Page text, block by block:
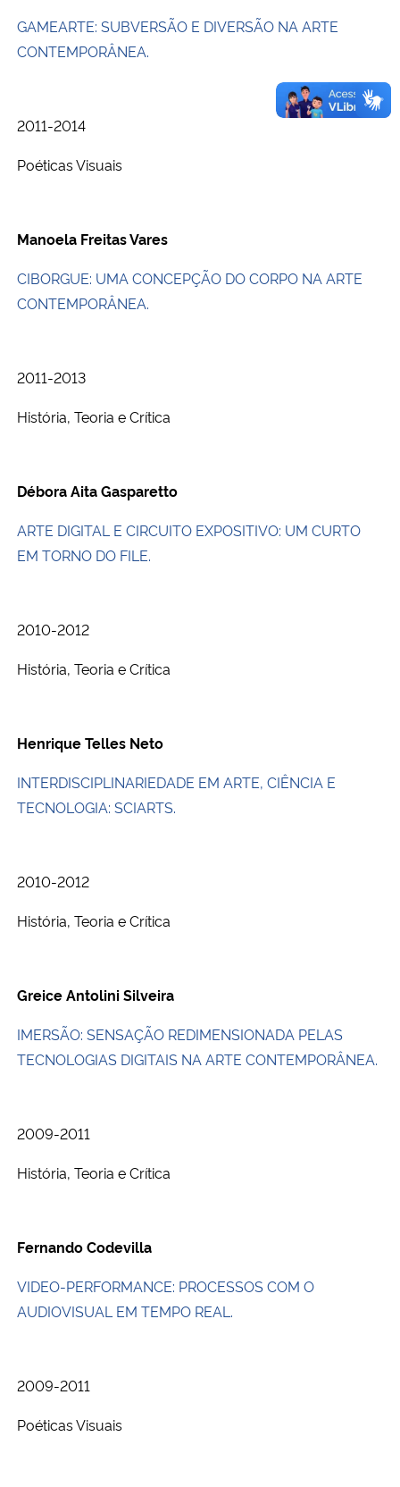
GAMEARTE: SUBVERSÃO E DIVERSÃO NA ARTE
CONTEMPORÂNEA.
2011-2014
Poéticas Visuais
Manoela Freitas Vares
CIBORGUE: UMA CONCEPÇÃO DO CORPO NA ARTE
CONTEMPORÂNEA.
2011-2013
História, Teoria e Crítica
Débora Aita Gasparetto
ARTE DIGITAL E CIRCUITO EXPOSITIVO: UM CURTO
EM TORNO DO FILE.
2010-2012
História, Teoria e Crítica
Henrique Telles Neto
INTERDISCIPLINARIEDADE EM ARTE, CIÊNCIA E
TECNOLOGIA: SCIARTS.
2010-2012
História, Teoria e Crítica
Greice Antolini Silveira
IMERSÃO: SENSAÇÃO REDIMENSIONADA PELAS
TECNOLOGIAS DIGITAIS NA ARTE CONTEMPORÂNEA.
2009-2011
História, Teoria e Crítica
Fernando Codevilla
VIDEO-PERFORMANCE: PROCESSOS COM O
AUDIOVISUAL EM TEMPO REAL.
2009-2011
Poéticas Visuais